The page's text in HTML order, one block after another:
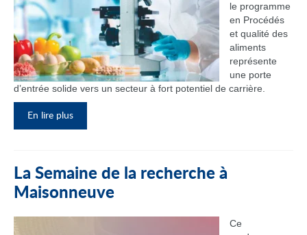
le programme
en Procédés
et qualité des
aliments
représente
une porte
d’entrée solide vers un secteur à fort potentiel de carrière.
En lire plus
La Semaine de la recherche à
Maisonneuve
Ce